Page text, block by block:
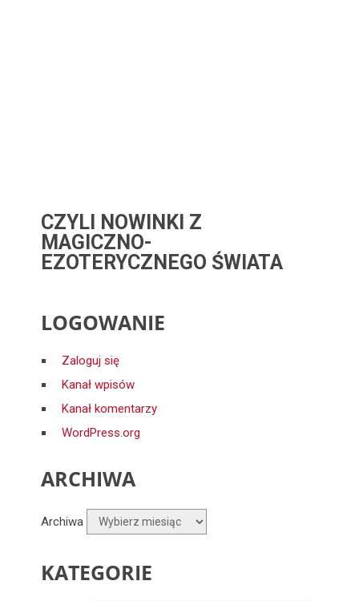
CZYLI NOWINKI Z
MAGICZNO-
EZOTERYCZNEGO ŚWIATA
LOGOWANIE
Zaloguj się
Kanał wpisów
Kanał komentarzy
WordPress.org
ARCHIWA
Archiwa
KATEGORIE